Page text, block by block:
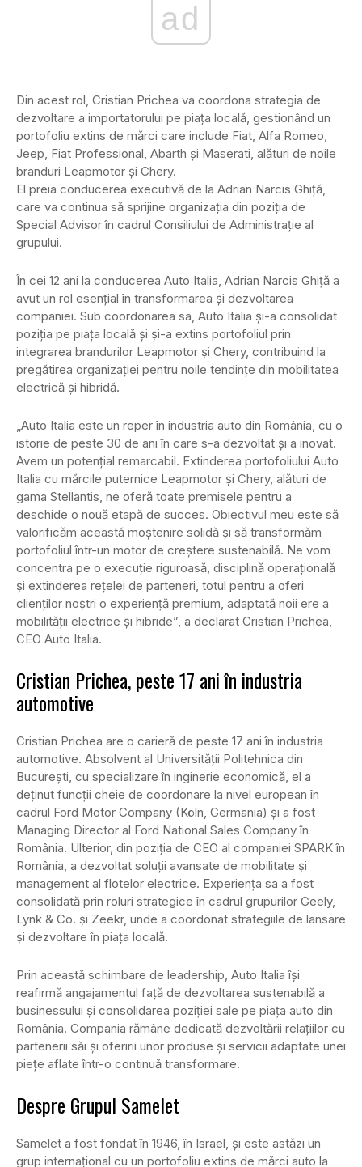
ad
Din acest rol, Cristian Prichea va coordona strategia de
dezvoltare a importatorului pe piața locală, gestionând un
portofoliu extins de mărci care include Fiat, Alfa Romeo,
Jeep, Fiat Professional, Abarth și Maserati, alături de noile
branduri Leapmotor și Chery.
El preia conducerea executivă de la Adrian Narcis Ghiță,
care va continua să sprijine organizația din poziția de
Special Advisor în cadrul Consiliului de Administrație al
grupului.
În cei 12 ani la conducerea Auto Italia, Adrian Narcis Ghiță a
avut un rol esențial în transformarea și dezvoltarea
companiei. Sub coordonarea sa, Auto Italia și-a consolidat
poziția pe piața locală și și-a extins portofoliul prin
integrarea brandurilor Leapmotor și Chery, contribuind la
pregătirea organizației pentru noile tendințe din mobilitatea
electrică și hibridă.
„Auto Italia este un reper în industria auto din România, cu o
istorie de peste 30 de ani în care s-a dezvoltat și a inovat.
Avem un potențial remarcabil. Extinderea portofoliului Auto
Italia cu mărcile puternice Leapmotor și Chery, alături de
gama Stellantis, ne oferă toate premisele pentru a
deschide o nouă etapă de succes. Obiectivul meu este să
valorificăm această moștenire solidă și să transformăm
portofoliul într-un motor de creștere sustenabilă. Ne vom
concentra pe o execuție riguroasă, disciplină operațională
și extinderea rețelei de parteneri, totul pentru a oferi
clienților noștri o experiență premium, adaptată noii ere a
mobilității electrice și hibride”, a declarat Cristian Prichea,
CEO Auto Italia.
Cristian Prichea, peste 17 ani în industria
automotive
Cristian Prichea are o carieră de peste 17 ani în industria
automotive. Absolvent al Universității Politehnica din
București, cu specializare în inginerie economică, el a
deținut funcții cheie de coordonare la nivel european în
cadrul Ford Motor Company (Köln, Germania) și a fost
Managing Director al Ford National Sales Company în
România. Ulterior, din poziția de CEO al companiei SPARK în
România, a dezvoltat soluții avansate de mobilitate și
management al flotelor electrice. Experiența sa a fost
consolidată prin roluri strategice în cadrul grupurilor Geely,
Lynk & Co. și Zeekr, unde a coordonat strategiile de lansare
și dezvoltare în piața locală.
Prin această schimbare de leadership, Auto Italia își
reafirmă angajamentul față de dezvoltarea sustenabilă a
businessului și consolidarea poziției sale pe piața auto din
România. Compania rămâne dedicată dezvoltării relațiilor cu
partenerii săi și oferirii unor produse și servicii adaptate unei
piețe aflate într-o continuă transformare.
Despre Grupul Samelet
Samelet a fost fondat în 1946, în Israel, și este astăzi un
grup internațional cu un portofoliu extins de mărci auto la